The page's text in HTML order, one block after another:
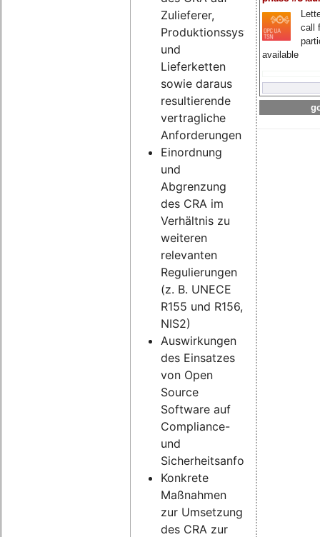
call
available
Zulieferer,
Produktionssysteme
und
Lieferketten
sowie daraus
resultierende
vertragliche
Anforderungen
Einordnung
und
Abgrenzung
des CRA im
Verhältnis zu
weiteren
relevanten
Regulierungen
(z. B. UNECE
R155 und R156,
NIS2)
Auswirkungen
des Einsatzes
von Open
Source
Software auf
Compliance-
und
Sicherheitsanforderungen
Konkrete
Maßnahmen
zur Umsetzung
des CRA zur